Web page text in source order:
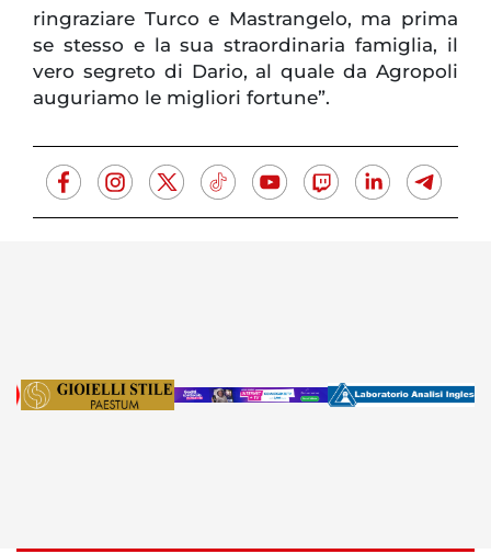
ringraziare Turco e Mastrangelo, ma prima
se stesso e la sua straordinaria famiglia, il
vero segreto di Dario, al quale da Agropoli
auguriamo le migliori fortune”.